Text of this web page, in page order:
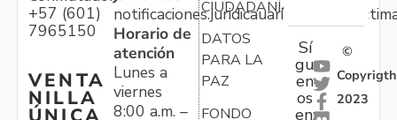
+57 (601)
7965150
VENTA
NILLA
Horario de
atención
Lunes a
viernes
8:00 a.m. –
CIUDADANÍA
DATOS
PARA LA
PAZ
FONDO
Sí
gu
en
os
en:
©
Copyrigth
2023